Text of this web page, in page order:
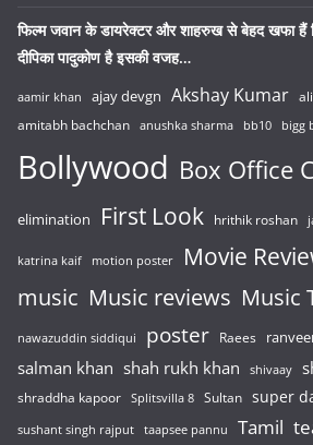
फिल्म जवान के डायरेक्टर और शाहरुख से बेहद खफा हैं
दीपिका पादुकोण है इसकी वजह…
aamir khan ajay devgn Akshay Kumar
amitabh bachchan anushka sharma bb10 bigg
Bollywood Box Office
elimination First Look hrithik roshan
katrina kaif motion poster Movie
music Music reviews Music
nawazuddin siddiqui poster Raees
salman khan shah rukh khan shivaay
shraddha kapoor Splitsvilla 8 Sultan super
sushant singh rajput taapsee pannu Tamil